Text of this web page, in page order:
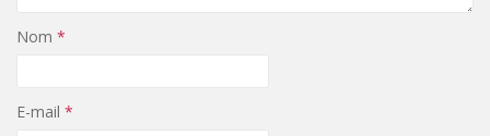
Nom *
E-mail *